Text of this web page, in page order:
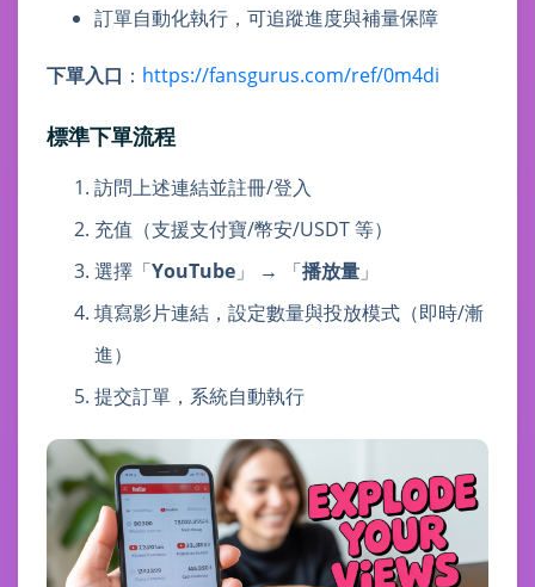
訂單自動化執行，可追蹤進度與補量保障
下單入口 ： https://fansgurus.com/ref/0m4di
標準下單流程
訪問上述連結並註冊/登入
充值（支援支付寶/幣安/USDT 等）
選擇「YouTube 」 → 「播放量 」
填寫影片連結，設定數量與投放模式（即時/漸
進）
提交訂單，系統自動執行